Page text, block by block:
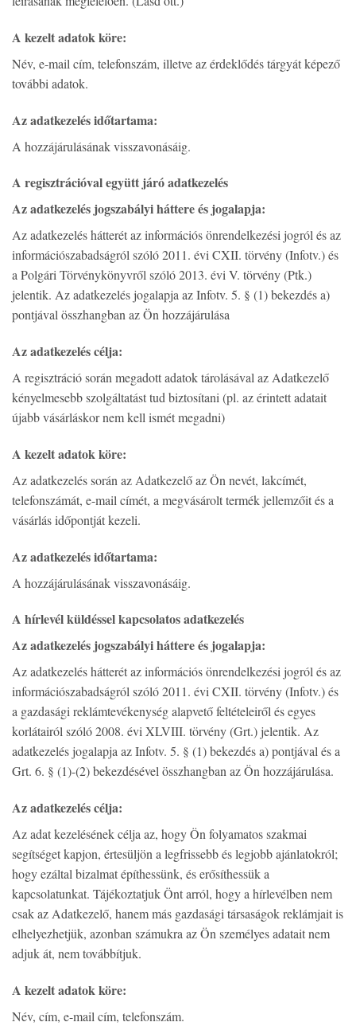
A kezelt adatok köre:
Név, e-mail cím, telefonszám, illetve az érdeklődés tárgyát képező
további adatok.
Az adatkezelés időtartama:
A hozzájárulásának visszavonásáig.
A regisztrációval együtt járó adatkezelés
Az adatkezelés jogszabályi háttere és jogalapja:
Az adatkezelés hátterét az információs önrendelkezési jogról és az
információszabadságról szóló 2011. évi CXII. törvény (Infotv.) és
a Polgári Törvénykönyvről szóló 2013. évi V. törvény (Ptk.)
jelentik. Az adatkezelés jogalapja az Infotv. 5. § (1) bekezdés a)
pontjával összhangban az Ön hozzájárulása
Az adatkezelés célja:
A regisztráció során megadott adatok tárolásával az Adatkezelő
kényelmesebb szolgáltatást tud biztosítani (pl. az érintett adatait
újabb vásárláskor nem kell ismét megadni)
A kezelt adatok köre:
Az adatkezelés során az Adatkezelő az Ön nevét, lakcímét,
telefonszámát, e-mail címét, a megvásárolt termék jellemzőit és a
vásárlás időpontját kezeli.
Az adatkezelés időtartama:
A hozzájárulásának visszavonásáig.
A hírlevél küldéssel kapcsolatos adatkezelés
Az adatkezelés jogszabályi háttere és jogalapja:
Az adatkezelés hátterét az információs önrendelkezési jogról és az
információszabadságról szóló 2011. évi CXII. törvény (Infotv.) és
a gazdasági reklámtevékenység alapvető feltételeiről és egyes
korlátairól szóló 2008. évi XLVIII. törvény (Grt.) jelentik. Az
adatkezelés jogalapja az Infotv. 5. § (1) bekezdés a) pontjával és a
Grt. 6. § (1)-(2) bekezdésével összhangban az Ön hozzájárulása.
Az adatkezelés célja:
Az adat kezelésének célja az, hogy Ön folyamatos szakmai
segítséget kapjon, értesüljön a legfrissebb és legjobb ajánlatokról;
hogy ezáltal bizalmat építhessünk, és erősíthessük a
kapcsolatunkat. Tájékoztatjuk Önt arról, hogy a hírlevélben nem
csak az Adatkezelő, hanem más gazdasági társaságok reklámjait is
elhelyezhetjük, azonban számukra az Ön személyes adatait nem
adjuk át, nem továbbítjuk.
A kezelt adatok köre:
Név, cím, e-mail cím, telefonszám.